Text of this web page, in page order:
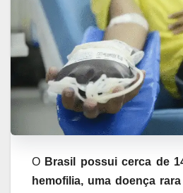
O Brasil possui cerca de
hemofilia, uma doença